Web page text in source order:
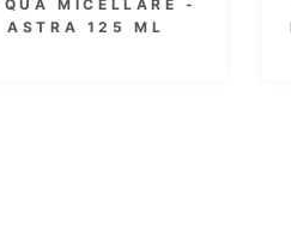
ACQUA OSSIGENATA
PROFUMATA 3.5 VOL.